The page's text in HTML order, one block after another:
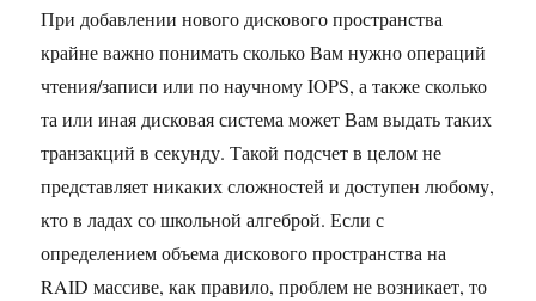
При добавлении нового дискового пространства
крайне важно понимать сколько Вам нужно операций
чтения/записи или по научному IOPS, а также сколько
та или иная дисковая система может Вам выдать таких
транзакций в секунду. Такой подсчет в целом не
представляет никаких сложностей и доступен любому,
кто в ладах со школьной алгеброй. Если с
определением объема дискового пространства на
RAID массиве, как правило, проблем не возникает, то